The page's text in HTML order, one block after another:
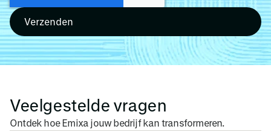
Veelgestelde vragen
Ontdek hoe Emixa jouw bedrijf kan transformeren.